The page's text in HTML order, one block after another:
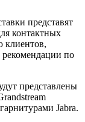
представят
контактных
клиентов,
рекомендации по
представлены
Jabra.